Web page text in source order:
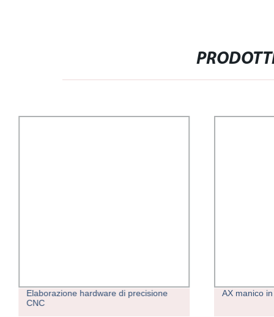
Elaborazione hardware di precisione
CNC
AX manico